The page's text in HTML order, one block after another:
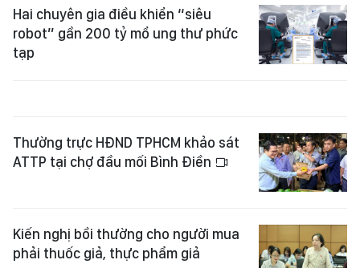
Hai chuyên gia điều khiển “siêu
robot” gần 200 tỷ mổ ung thư phức
tạp
Thường trực HĐND TPHCM khảo sát
ATTP tại chợ đầu mối Bình Điền
Kiến nghị bồi thường cho người mua
phải thuốc giả, thực phẩm giả